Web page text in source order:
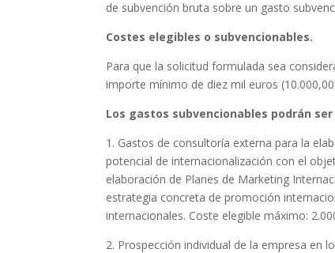
de subvención bruta sobre un gasto
Costes elegibles o subvencionables.
Para que la solicitud formulada sea
importe mínimo de diez mil euros
Los gastos subvencionables podrán
1. Gastos de consultoría externa para la
potencial de internacionalización con el
elaboración de Planes de Marketing
estrategia concreta de promoción
internacionales. Coste elegible máximo:
2. Prospección individual de la empresa en